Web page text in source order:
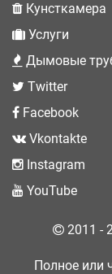
Кунсткамера
Услуги
Дымовые
Twitter
Facebook
Vkontakte
Instagram
YouTube
2011 -
Полное или